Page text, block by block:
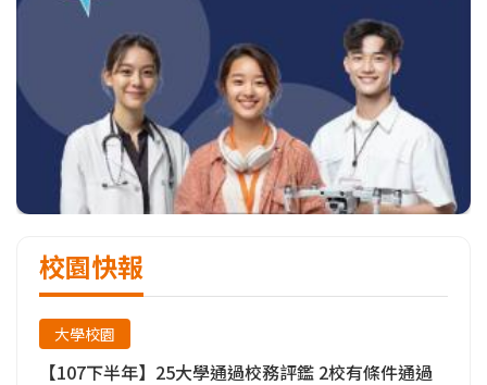
校園快報
大學校園
【107下半年】25大學通過校務評鑑 2校有條件通過